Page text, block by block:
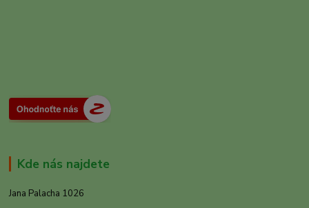
Kde nás najdete
Jana Palacha 1026